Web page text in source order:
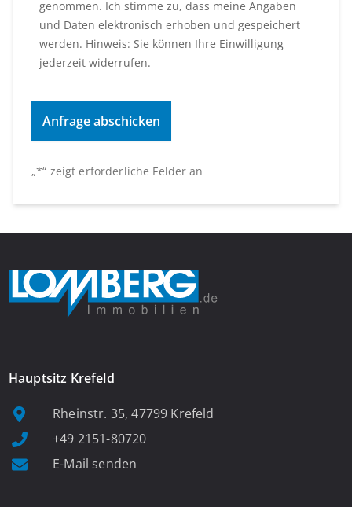
„*“ zeigt erforderliche Felder an
genommen. Ich stimme zu, dass meine Angaben
und Daten elektronisch erhoben und gespeichert
werden. Hinweis: Sie können Ihre Einwilligung
jederzeit widerrufen.
Hauptsitz Krefeld
Rheinstr. 35, 47799 Krefeld
+49 2151-80720
E-Mail senden